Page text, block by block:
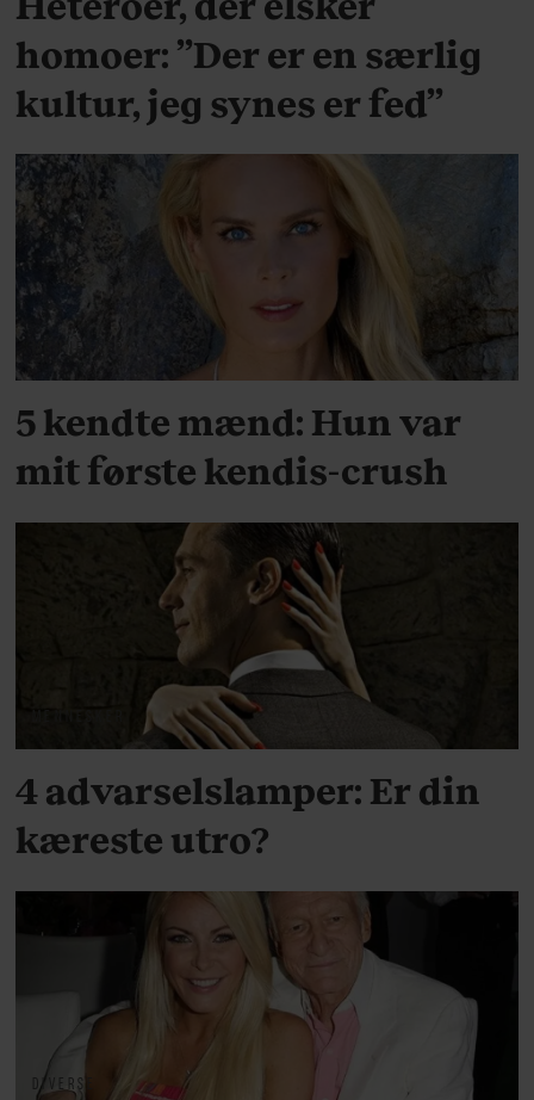
homoer: ”Der er en særlig
kultur, jeg synes er fed”
5 kendte mænd: Hun var
mit første kendis-crush
4 advarselslamper: Er din
kæreste utro?
DIVERSE